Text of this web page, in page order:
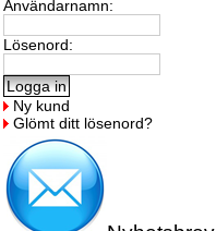
Användarnamn:
Lösenord:
Ny kund
Glömt ditt lösenord?